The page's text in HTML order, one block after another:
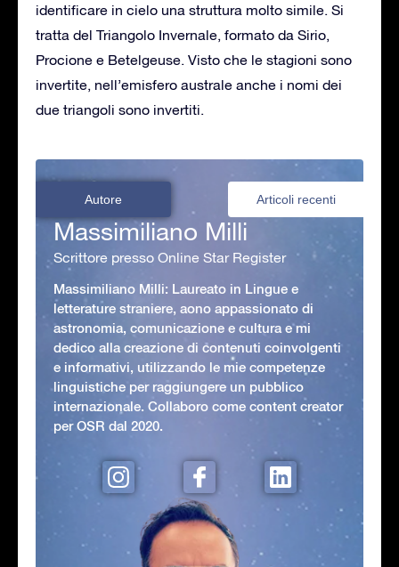
identificare in cielo una struttura molto simile. Si
tratta del Triangolo Invernale, formato da Sirio,
Procione e Betelgeuse. Visto che le stagioni sono
invertite, nell’emisfero australe anche i nomi dei
due triangoli sono invertiti.
Autore Articoli recenti
Massimiliano Milli
Scrittore presso Online Star Register
Massimiliano Milli: Laureato in Lingue e
letterature straniere, aono appassionato di
astronomia, comunicazione e cultura e mi
dedico alla creazione di contenuti coinvolgenti
e informativi, utilizzando le mie competenze
linguistiche per raggiungere un pubblico
internazionale. Collaboro come content creator
per OSR dal 2020.